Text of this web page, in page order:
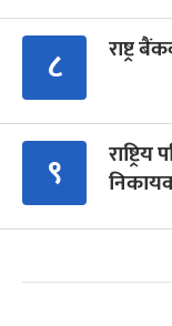
८ राष्ट्र
९